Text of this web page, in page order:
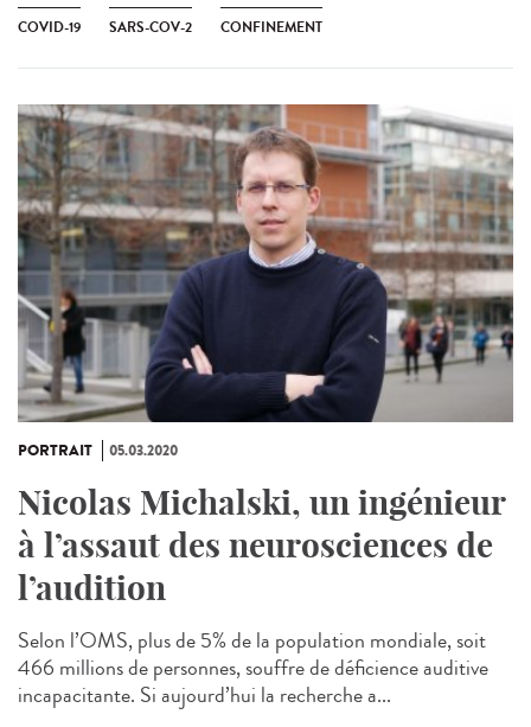
COVID-19 SARS-COV-2 CONFINEMENT
PORTRAIT 05.03.2020
Nicolas Michalski, un ingénieur
à l’assaut des neurosciences de
l’audition
Selon l’OMS, plus de 5% de la population mondiale, soit
466 millions de personnes, souffre de déficience auditive
incapacitante. Si aujourd’hui la recherche a...